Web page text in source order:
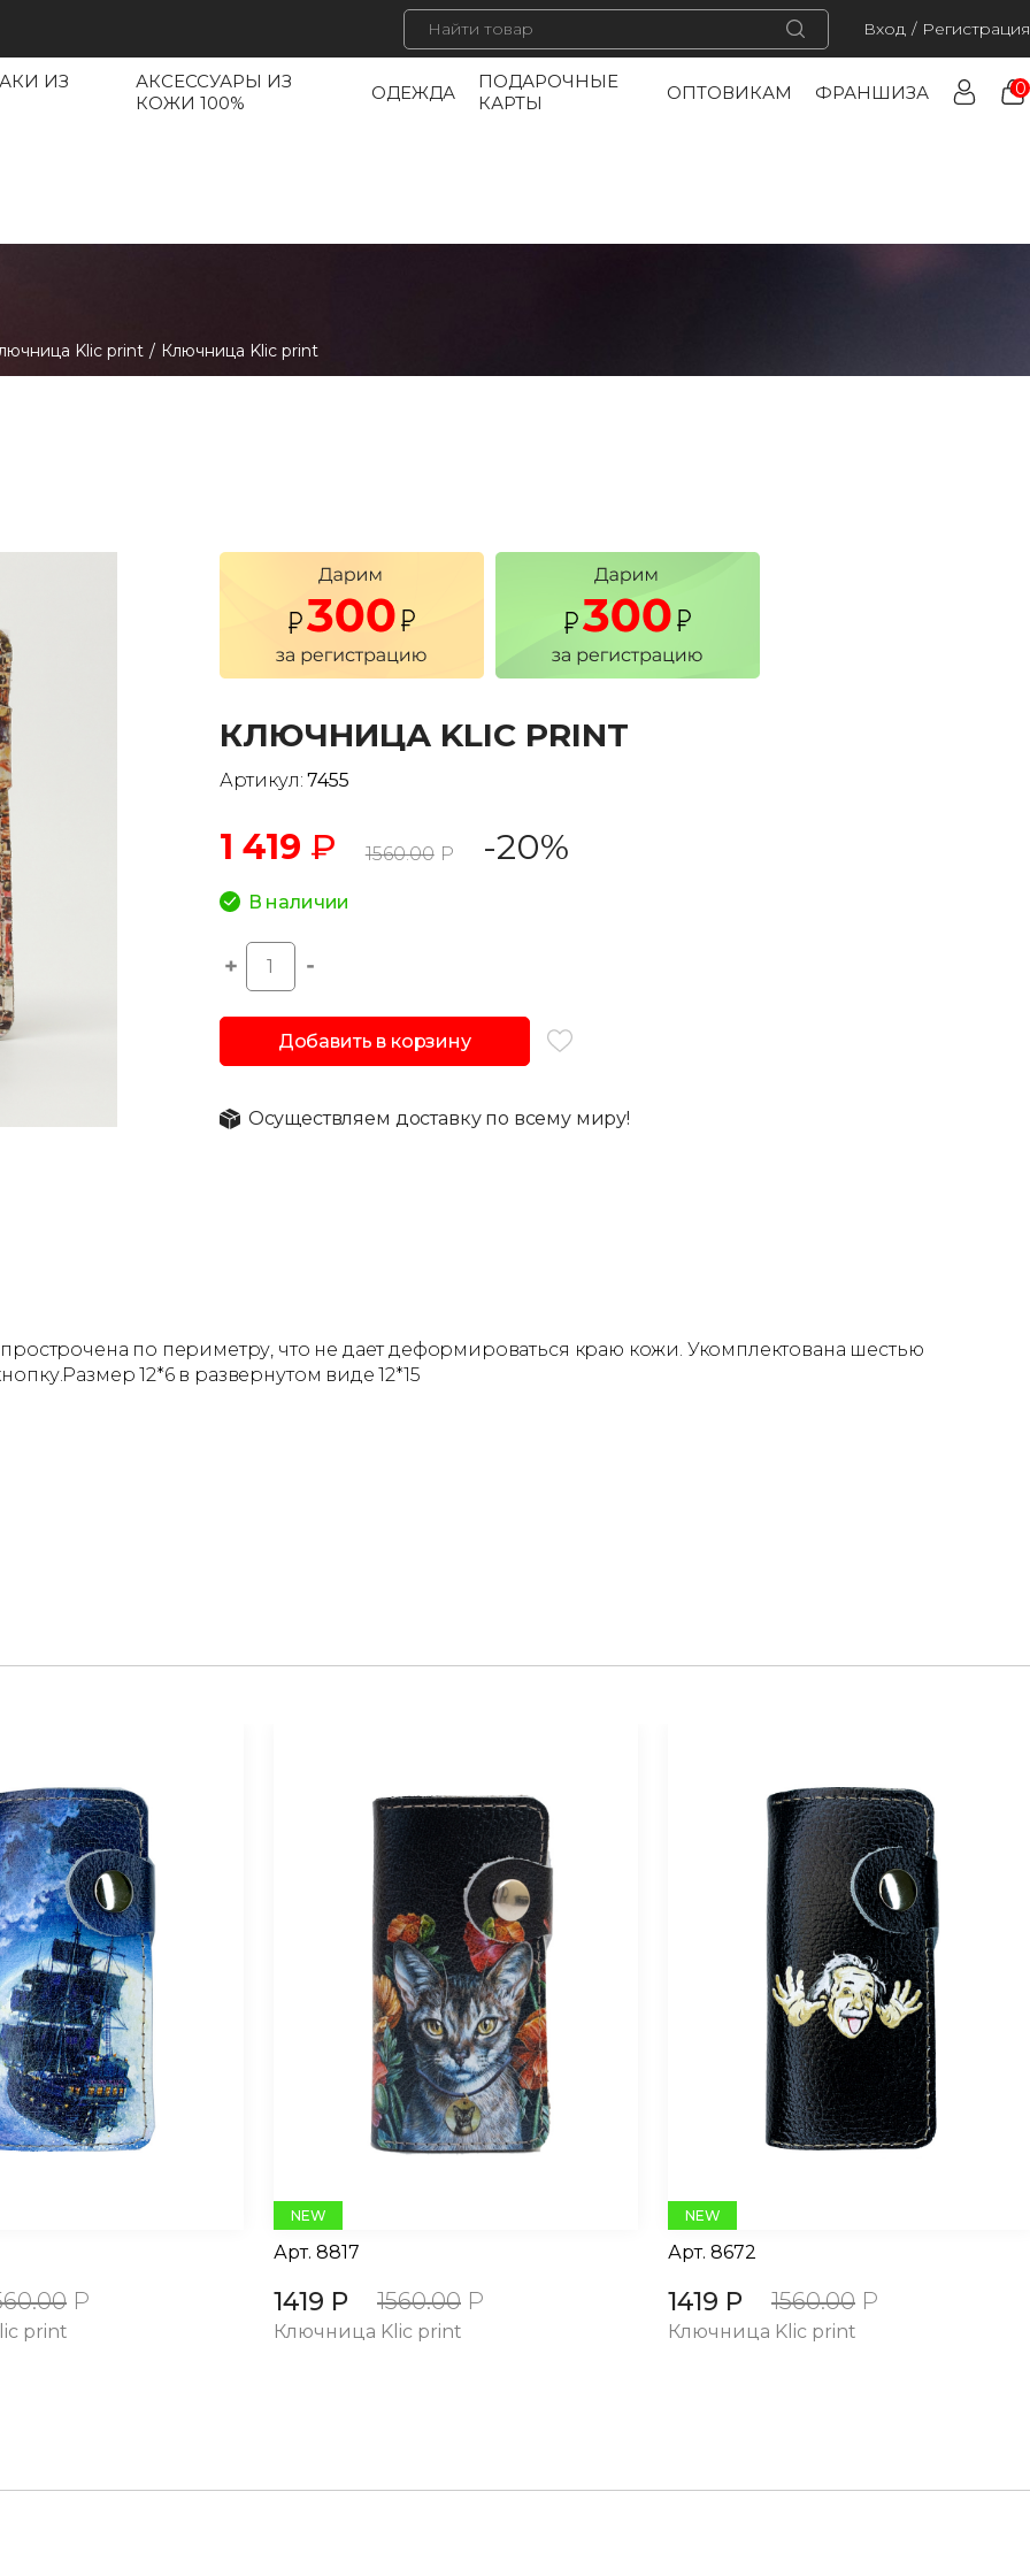
Вход / Регистрация
ИЗ
АКСЕССУАРЫ ИЗ
КОЖИ 100%
ОДЕЖДА
ПОДАРОЧНЫЕ
КАРТЫ
ОПТОВИКАМ ФРАНШИЗА 0
Klic print / Ключница Klic print
КЛЮЧНИЦА KLIC PRINT
Артикул: 7455
1 419 ₽ 1560.00 Р -20%
В наличии
Добавить в корзину
Осуществляем доставку по всему миру!
по периметру, что не дает деформироваться краю кожи. Укомплектована шестью
12*6 в развернутом виде 12*15
Р
print
NEW
Арт. 8817
1419 Р 1560.00 Р
Ключница Klic print
NEW
Арт. 8672
1419 Р 1560.00 Р
Ключница Klic print